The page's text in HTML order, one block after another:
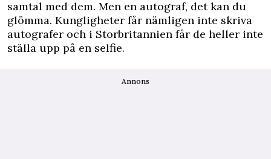
samtal med dem. Men en autograf, det kan du
glömma. Kungligheter får nämligen inte skriva
autografer och i Storbritannien får de heller inte
ställa upp på en selfie.
Annons